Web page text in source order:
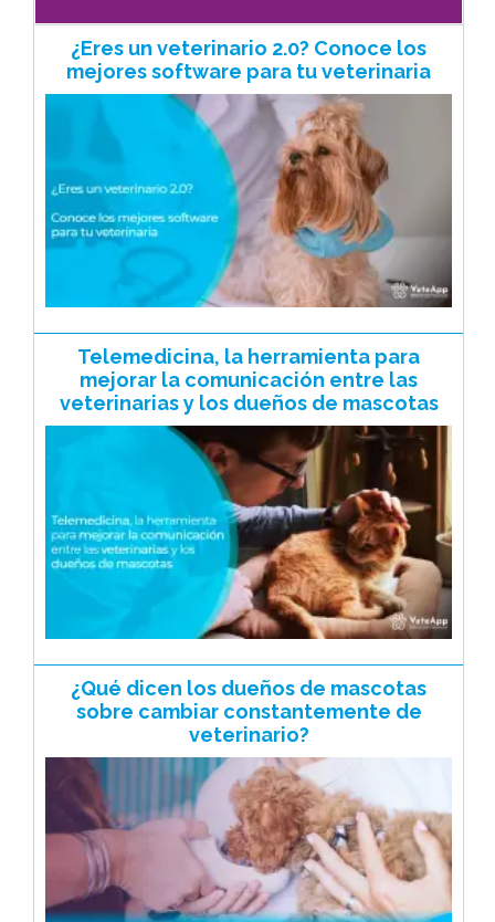
¿Eres un veterinario 2.0? Conoce los
mejores software para tu veterinaria
Telemedicina, la herramienta para
mejorar la comunicación entre las
veterinarias y los dueños de mascotas
¿Qué dicen los dueños de mascotas
sobre cambiar constantemente de
veterinario?